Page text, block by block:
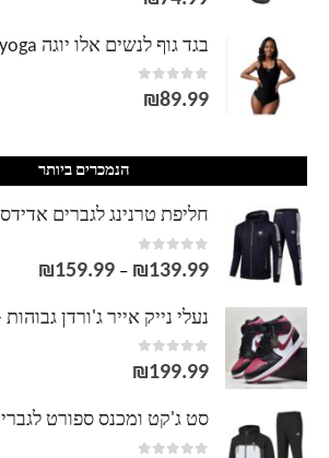
בגד גוף לנשים אלו יוגה alo yoga
0
out of 5
₪89.99
הנמכרים ביותר
חליפת טרנינג לגברים אדידס ADIDAS
0
out of 5
₪139.99
–
₪159.99
0
out of 5
₪199.99